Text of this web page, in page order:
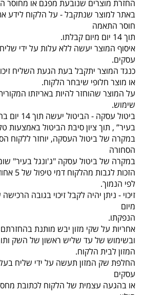
החזרת מוצרים שנובעת מפגם או מחוסר
באתר למוצר שנתקבל - על הלקוח לידע
חוסר התאמה
תוך 14 יום מיום קבלתו.
איסוף המוצר יעשה ללא עלות על ידי שליח עד
עסקים.
כנגד המוצר יתקבל בעת הגעת השליח
או מוצר חלופי שיבחר הלקוח.
על המוצר שהוחזר להיות באריזתו
שימוש.
ביטול
בעיר” , תוך ציון סיבת הביטול באמצעות טלפון 077-
במקרה של ביטול העסקה, יוחזר ללקוח
הסחורה
במקרה של ביטול עסקה "ג'ונגל בעיר"
לפי הנמוך.
מיום
הנפקתו.
אחריות על שקי מזון יבש מותנת
ובשימוש של עד שליש ראשון של השק ותוך 14 ימים מיום
המזון לבית הלקוח.
עסקים